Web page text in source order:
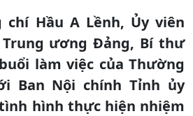
chí Hầu A Lềnh, Ủy viên
Trung ương Đảng, Bí thư
làm việc của Thường
Ban Nội chính Tỉnh ủy
hình thực hiện nhiệm